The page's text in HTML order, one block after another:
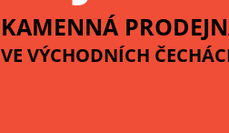
KAMENNÁ
VE VÝCHODNÍCH